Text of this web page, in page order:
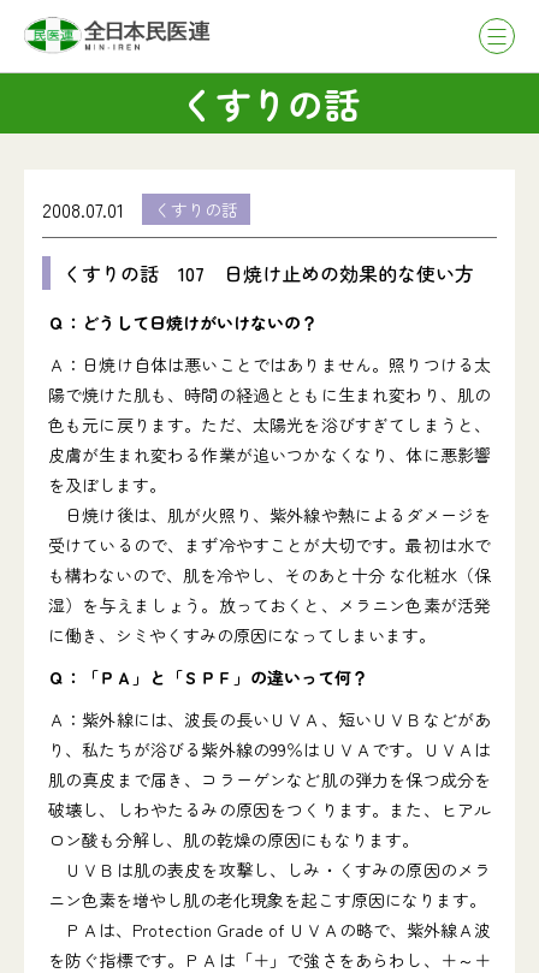
くすりの話
2008.07.01 くすりの話
くすりの話 107 日焼け止めの効果的な使い方
Ｑ：どうして日焼けがいけないの？
Ａ：日焼け自体は悪いことではありません。照りつける太
陽で焼けた肌も、時間の経過とともに生まれ変わり、肌の
色も元に戻ります。ただ、太陽光を浴びすぎてしまうと、
皮膚が生まれ変わる作業が追いつかなくなり、体に悪影響
を及ぼします。
日焼け後は、肌が火照り、紫外線や熱によるダメージを
受けているので、まず冷やすことが大切です。最初は水で
も構わないので、肌を冷やし、そのあと十分 な化粧水（保
湿）を与えましょう。放っておくと、メラニン色素が活発
に働き、シミやくすみの原因になってしまいます。
Ｑ：「ＰＡ」と「ＳＰＦ」の違いって何？
Ａ：紫外線には、波長の長いＵＶＡ、短いＵＶＢなどがあ
り、私たちが浴びる紫外線の99％はＵＶＡです。ＵＶＡは
肌の真皮まで届き、コラーゲンなど肌の弾力を保つ成分を
破壊し、しわやたるみの原因をつくります。また、ヒアル
ロン酸も分解し、肌の乾燥の原因にもなります。
ＵＶＢは肌の表皮を攻撃し、しみ・くすみの原因のメラ
ニン色素を増やし肌の老化現象を起こす原因になります。
ＰＡは、Protection Grade of ＵＶＡの略で、紫外線Ａ波
を防ぐ指標です。ＰＡは「＋」で強さをあらわし、＋～＋